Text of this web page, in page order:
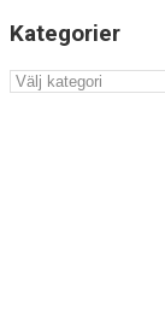
Kategorier
Kategorier